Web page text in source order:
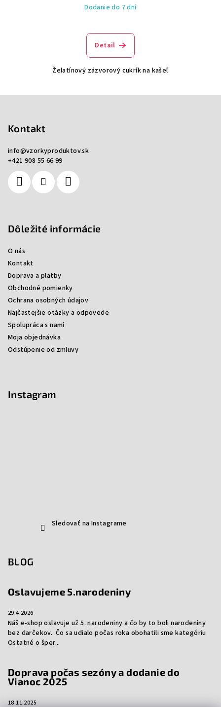
Dodanie do 7 dní
Detail
Želatínový zázvorový cukrík na kašeľ
Kontakt
info@vzorkyproduktov.sk
+421 908 55 66 99
Dôležité informácie
O nás
Kontakt
Doprava a platby
Obchodné pomienky
Ochrana osobných údajov
Najčastejšie otázky a odpovede
Spolupráca s nami
Moja objednávka
Odstúpenie od zmluvy
Instagram
Sledovať na Instagrame
BLOG
Oslavujeme 5.narodeniny
29.4.2026
Náš e-shop oslavuje už 5. narodeniny a čo by to boli narodeniny
bez darčekov. Čo sa udialo počas roka obohatili sme kategóriu
Ostatné o šper...
Doprava počas sezóny a dodanie do
Vianoc 2025
18.11.2025